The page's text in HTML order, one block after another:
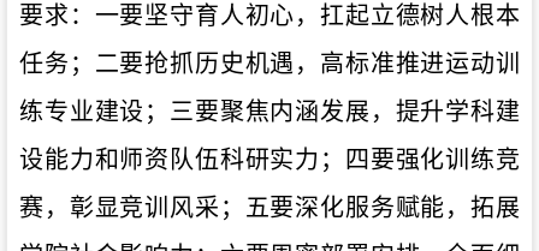
要求：一要坚守育人初心，扛起立德树人根本
任务；二要抢抓历史机遇，高标准推进运动训
练专业建设；三要聚焦内涵发展，提升学科建
设能力和师资队伍科研实力；四要强化训练竞
赛，彰显竞训风采；五要深化服务赋能，拓展